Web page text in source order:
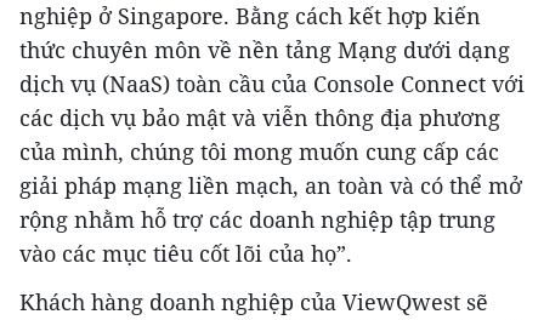
nghiệp ở Singapore. Bằng cách kết hợp kiến ​​
thức chuyên môn về nền tảng Mạng dưới dạng
dịch vụ (NaaS) toàn cầu của Console Connect với
các dịch vụ bảo mật và viễn thông địa phương
của mình, chúng tôi mong muốn cung cấp các
giải pháp mạng liền mạch, an toàn và có thể mở
rộng nhằm hỗ trợ các doanh nghiệp tập trung
vào các mục tiêu cốt lõi của họ”.
Khách hàng doanh nghiệp của ViewQwest sẽ